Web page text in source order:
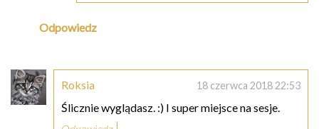
Odpowiedz
Roksia 18 czerwca 2018 22:53
Ślicznie wyglądasz. :) I super miejsce na sesje.